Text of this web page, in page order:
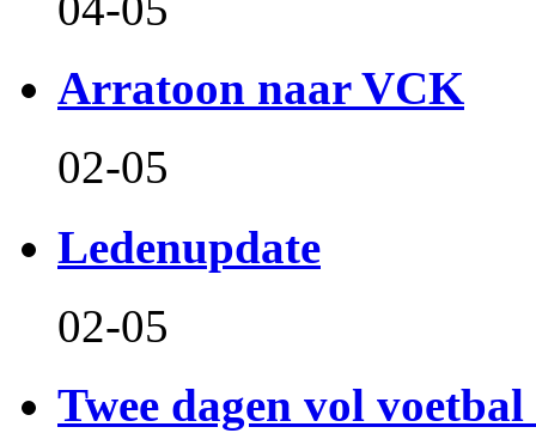
Arratoon naar VCK
02-05
Ledenupdate
02-05
Twee dagen vol